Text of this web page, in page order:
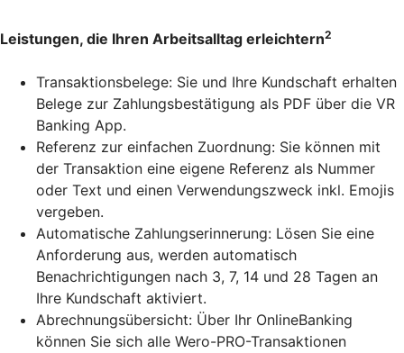
Leistungen, die Ihren Arbeitsalltag erleichtern2
Transaktionsbelege: Sie und Ihre Kundschaft erhalten
Belege zur Zahlungsbestätigung als PDF über die VR
Banking App.
Referenz zur einfachen Zuordnung: Sie können mit
der Transaktion eine eigene Referenz als Nummer
oder Text und einen Verwendungszweck inkl. Emojis
vergeben.
Automatische Zahlungserinnerung: Lösen Sie eine
Anforderung aus, werden automatisch
Benachrichtigungen nach 3, 7, 14 und 28 Tagen an
Ihre Kundschaft aktiviert.
Abrechnungsübersicht: Über Ihr OnlineBanking
können Sie sich alle Wero-PRO-Transaktionen